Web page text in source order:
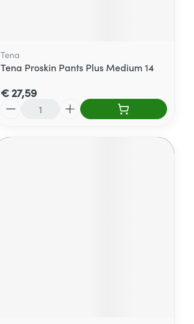
Tena
Tena Proskin Pants Plus Medium 14
€ 27,59